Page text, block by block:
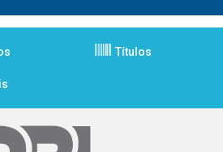
Títulos